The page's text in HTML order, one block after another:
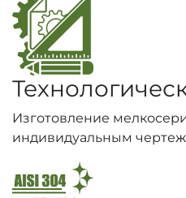
Изготовление
индивидуальным